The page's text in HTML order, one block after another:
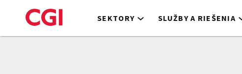
to
SEKTORY SLUŽBY A RIEŠENIA